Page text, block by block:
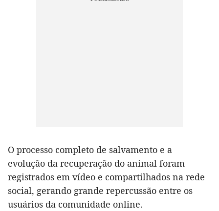
O processo completo de salvamento e a
evolução da recuperação do animal foram
registrados em vídeo e compartilhados na rede
social, gerando grande repercussão entre os
usuários da comunidade online.